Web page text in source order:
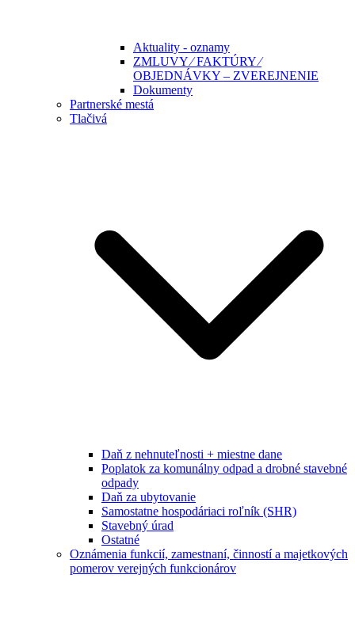
Aktuality - oznamy
ZMLUVY ⁄ FAKTÚRY ⁄
OBJEDNÁVKY – ZVEREJNENIE
Dokumenty
Partnerské mestá
Tlačivá
Daň z nehnuteľnosti + miestne dane
Poplatok za komunálny odpad a drobné stavebné
odpady
Daň za ubytovanie
Samostatne hospodáriaci roľník (SHR)
Stavebný úrad
Ostatné
Oznámenia funkcií, zamestnaní, činností a majetkových
pomerov verejných funkcionárov